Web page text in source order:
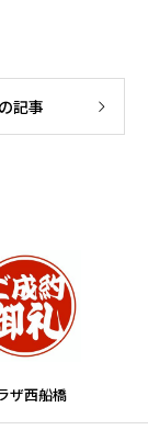
記事
ザ西船橋